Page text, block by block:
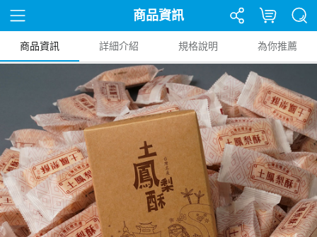
商品資訊
商品資訊 詳細介紹 規格說明 為你推薦